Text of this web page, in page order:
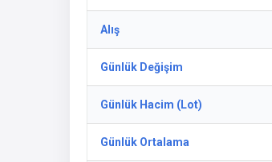
Alış
Günlük Değişim
Günlük Hacim (Lot)
Günlük Ortalama